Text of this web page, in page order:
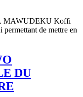
MAWUDEKU Koffi
de mettre en
DU